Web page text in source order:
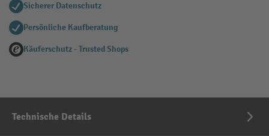
Sicherer Datenschutz
Persönliche Kaufberatung
Käuferschutz - Trusted Shops
Technische Details